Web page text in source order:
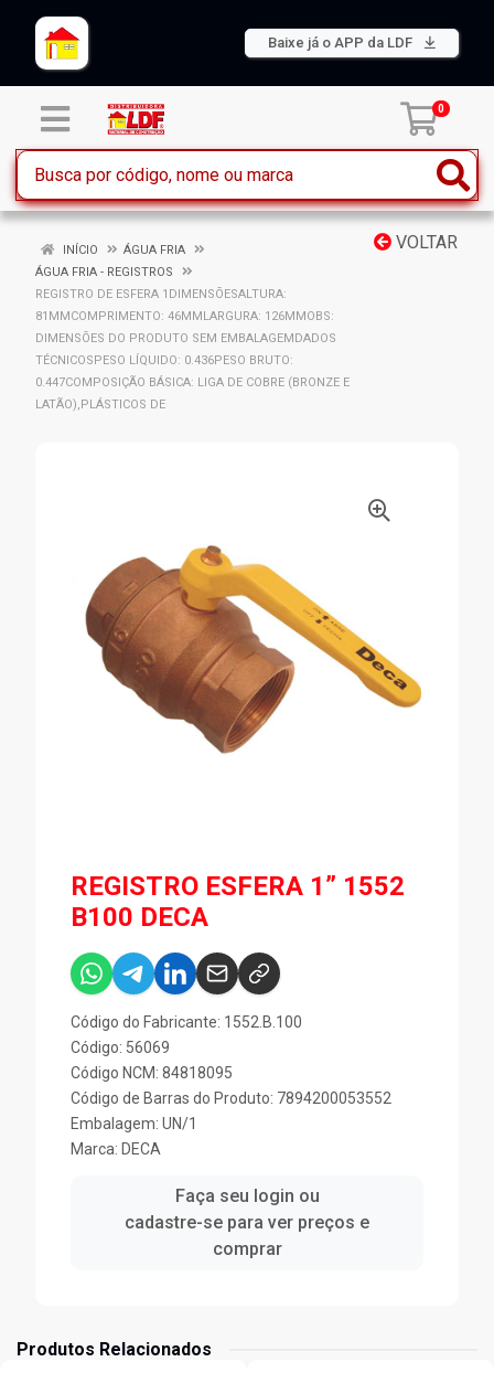
Baixe já o APP da LDF
0
VOLTAR
INÍCIO
ÁGUA FRIA
ÁGUA FRIA - REGISTROS
REGISTRO DE ESFERA 1DIMENSÕESALTURA:
81MMCOMPRIMENTO: 46MMLARGURA: 126MMOBS:
DIMENSÕES DO PRODUTO SEM EMBALAGEMDADOS
TÉCNICOSPESO LÍQUIDO: 0.436PESO BRUTO:
0.447COMPOSIÇÃO BÁSICA: LIGA DE COBRE (BRONZE E
LATÃO),PLÁSTICOS DE
REGISTRO ESFERA 1” 1552
B100 DECA
Código do Fabricante: 1552.B.100
Código: 56069
Código NCM: 84818095
Código de Barras do Produto: 7894200053552
Embalagem: UN/1
Marca: DECA
Faça seu login ou
cadastre-se para ver preços e
comprar
Produtos Relacionados